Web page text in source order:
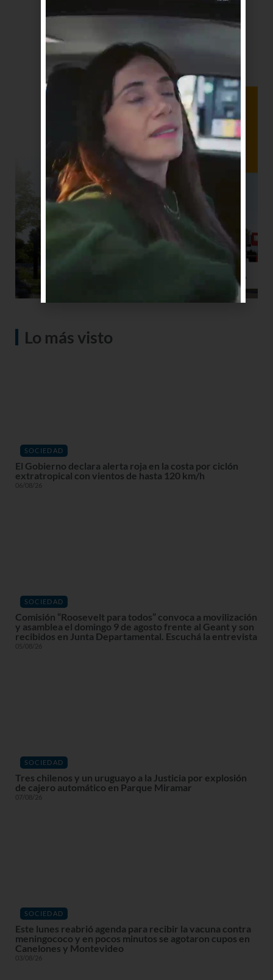
Lo más visto
SOCIEDAD
El Gobierno declara alerta roja en la costa por ciclón
extratropical con vientos de hasta 120 km/h
06/08/26
SOCIEDAD
Comisión “Roosevelt para todos” convoca a movilización
y asamblea el domingo 9 de agosto frente al Geant y son
recibidos en Junta Departamental. Escuchá la entrevista
05/08/26
SOCIEDAD
Tres chilenos y un uruguayo a la Justicia por explosión
de cajero automático en Parque Miramar
07/08/26
SOCIEDAD
Este lunes reabrió agenda para recibir la vacuna contra
meningococo y en pocos minutos se agotaron cupos en
Canelones y Montevideo
03/08/26